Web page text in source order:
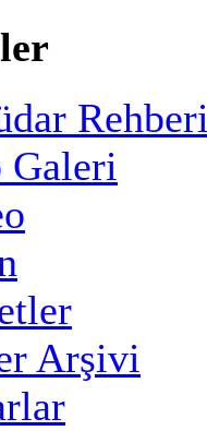
Rehberi
Galeri
Arşivi